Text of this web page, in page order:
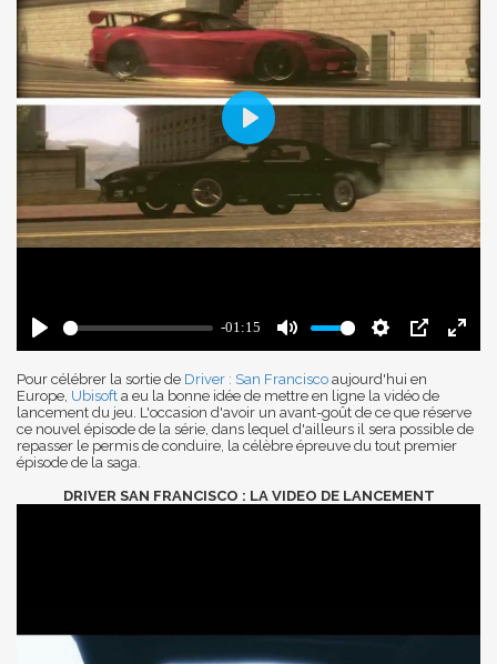
Pour célébrer la sortie de Driver : San Francisco aujourd'hui en
Europe, Ubisoft a eu la bonne idée de mettre en ligne la vidéo de
lancement du jeu. L'occasion d'avoir un avant-goût de ce que réserve
ce nouvel épisode de la série, dans lequel d'ailleurs il sera possible de
repasser le permis de conduire, la célèbre épreuve du tout premier
épisode de la saga.
DRIVER SAN FRANCISCO : LA VIDEO DE LANCEMENT